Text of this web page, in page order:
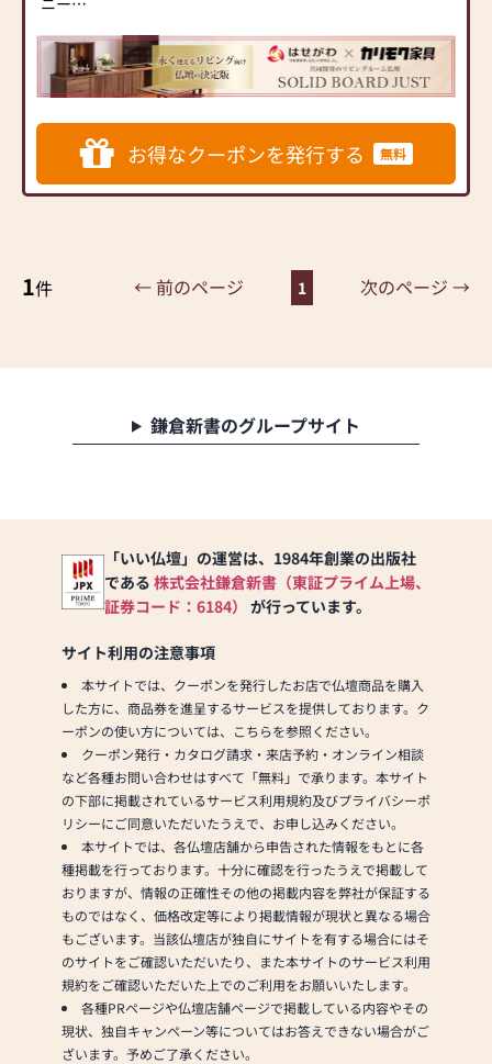
内家具専門メーカーと、モ
ダンなインテリアにマッチ
するお仏壇を展開
◆◆ お陰様で創業94年 ◆◆
国内130店舗以上のスケール
メリットと東証上場の信
3,000基のお墓を納めていま
す。「お仏壇のはせがわ」
案しております。ご自身、
ついて、迷うことや、お困
りのことなどございました
意しております。1,000種類
以上の組み合わせの中から
お客様に合ったお仏壇・お
同開発≫
お仏壇のはせがわは、日本
を代表する家具メーカー
「カリモク家具」との協同
開発で、現代の住宅にあっ
たモダンなお仏壇を作って
います。他にも国内の家具
専門メーカーと作り上げた
お仏壇コレクションがあ
り、祈る人と偲ぶ人をつな
ぐ新しいカタチを提案しま
す。
≪はせがわ店舗サービスの
ご案内≫
●仏壇・仏具・お墓・相
お得なクーポンを発行する 無料
1件 ← 前のページ 1 次のページ →
鎌倉新書のグループサイト
「いい仏壇」の運営は、1984年創業の出版社
である 株式会社鎌倉新書（東証プライム上場、
証券コード：6184） が行っています。
サイト利用の注意事項
本サイトでは、クーポンを発行したお店で仏壇商品を購入
した方に、商品券を進呈するサービスを提供しております。ク
ーポンの使い方については、こちらを参照ください。
クーポン発行・カタログ請求・来店予約・オンライン相談
など各種お問い合わせはすべて「無料」で承ります。本サイト
の下部に掲載されているサービス利用規約及びプライバシーポ
リシーにご同意いただいたうえで、お申し込みください。
本サイトでは、各仏壇店舗から申告された情報をもとに各
種掲載を行っております。十分に確認を行ったうえで掲載して
おりますが、情報の正確性その他の掲載内容を弊社が保証する
ものではなく、価格改定等により掲載情報が現状と異なる場合
もございます。当該仏壇店が独自にサイトを有する場合にはそ
のサイトをご確認いただいたり、また本サイトのサービス利用
規約をご確認いただいた上でのご利用をお願いいたします。
各種PRページや仏壇店舗ページで掲載している内容やその
現状、独自キャンペーン等についてはお答えできない場合がご
ざいます。予めご了承ください。